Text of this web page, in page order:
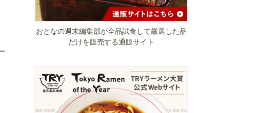
おとなの週末編集部が全品試食して厳選した品
だけを販売する通販サイト